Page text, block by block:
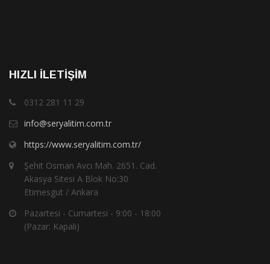
HIZLI İLETIŞIM
0312 281 11 29
info@seryalitim.com.tr
https://www.seryalitim.com.tr/
Şehit Osman Avcı Mah. 2651. Cad.
Akasya Sitesi A Blok No:30
Etimesgut / Ankara
Pazartesi - Cumartesi - 9:00 - 18:00
(Pazar: Kapalı)